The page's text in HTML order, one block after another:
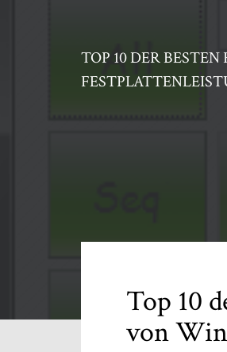
TOP 10 DER
Top 10
von